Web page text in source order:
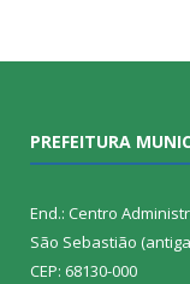
PREFEITURA
End.: Centro
São Sebastião
CEP: 68130-000